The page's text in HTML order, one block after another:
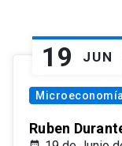
19 JUN
Ruben